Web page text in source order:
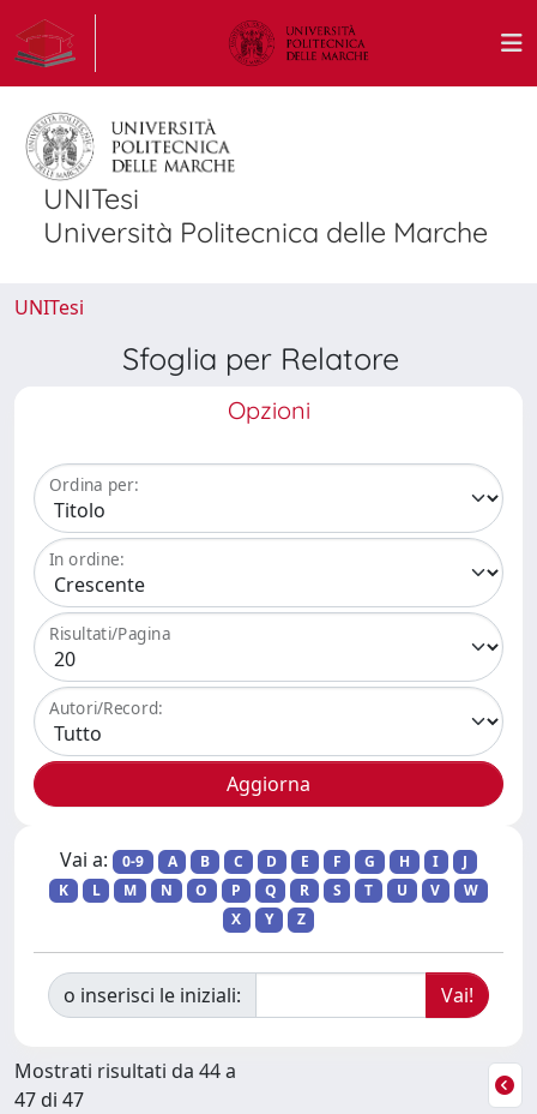
UNITesi
Università Politecnica delle Marche
UNITesi
Sfoglia per Relatore
Opzioni
Ordina per:
In ordine:
Risultati/Pagina
Autori/Record:
Vai a: 0-9 A B C D E F G H I
J
K
L M N O P Q R S T U V
W
X
Y Z
o inserisci le iniziali:
Mostrati risultati da 44 a
47 di 47